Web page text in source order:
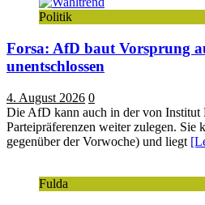
Politik
Forsa: AfD baut Vorsprung
unentschlossen
4. August 2026 0
Die AfD kann auch in der von Institut
Parteipräferenzen weiter zulegen. Sie
gegenüber der Vorwoche) und liegt
Fulda